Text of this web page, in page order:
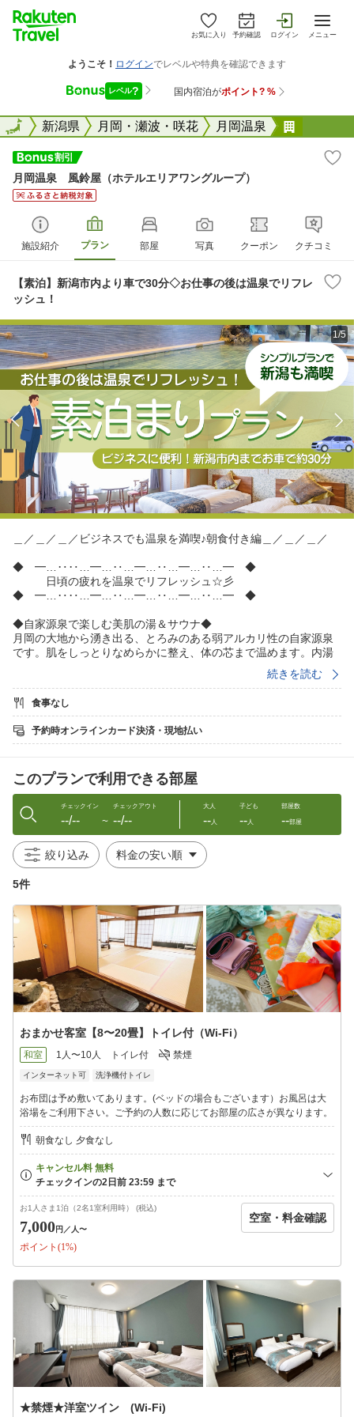
お気に入り 予約確認 ログイン メニュー
全国新潟県 月岡・瀬波・咲花 月岡温泉
全国
月岡温泉 風鈴屋（ホテルエリアワングループ）
施設紹介 プラン 部屋 写真 クーポン クチコミ
【素泊】新潟市内より車で30分◇お仕事の後は温泉でリフレ
ッシュ！
1/5
＿／＿／＿／ビジネスでも温泉を満喫♪朝食付き編＿／＿／＿／
◆ ━…‥‥…━…‥…━…‥…━…‥…━ ◆
日頃の疲れを温泉でリフレッシュ☆彡
◆ ━…‥‥…━…‥…━…‥…━…‥…━ ◆
◆自家源泉で楽しむ美肌の湯＆サウナ◆
月岡の大地から湧き出る、とろみのある弱アルカリ性の自家源泉
です。肌をしっとりなめらかに整え、体の芯まで温めます。内湯
と露天風呂を備えた大浴場で心ゆくまでお寛ぎください。
・利用時間 朝5時〜9時30分、15時〜24時
・泉質 硫酸塩泉、ナトリウム塩化物泉
◆温泉情緒を楽しむ館内サービス◆
・囲炉裏での焼きマシュマロ体験
・新潟のお菓子や地酒を揃えたミニコンビニ
・全室禁煙、個別空調、無料WiFi完備
・アイロン、加湿器などの貸出品あり
◆観光に便利な好アクセス◆
・駐車場無料
・JR新発田駅から車で約15分
・豊栄新潟東港インターチェンジから車で約15分
・新潟駅、新発田駅と月岡温泉を結ぶ直通バスあり
周辺には、新発田城、新潟ふるさと村、瓢湖、弥彦方面などの観
光スポットがあります。
◆お部屋◆
55㎡以上の広い和室に、セミダブルベッド・ソファが入っていま
す。ベッドは最大3台用意でき、お布団をプラスすれば大人数での
利用もOK♪
（客室内ユニットバス付）
◇シンプル和モダン
（客室内ユニットバス付）
◇洋室ツイン
畳より絨毯がお好みの方はこちら
（客室内ユニットバス付）
◇和室【20畳】
お風呂は大浴場をご利用ください
静寂に包まれた癒しの空間で、日常を忘れ、贅沢なひとときをお
過ごしください。
続きを読む
食事なし
予約時オンラインカード決済・現地払い
このプランで利用できる部屋
チェックイン
--/-- 〜
チェックアウト
--/--
大人
--人
子ども
--人
部屋数
--部屋
絞り込み
5件
おまかせ客室【8〜20畳】トイレ付（Wi-Fi）
和室 1人〜10人 トイレ付 禁煙
インターネット可 洗浄機付トイレ
お布団は予め敷いてあります。(ベッドの場合もございます）お風呂は大
浴場をご利用下さい。ご予約の人数に応じてお部屋の広さが異なります。
朝食なし 夕食なし
お1人さま1泊（2名1室利用時） (税込)
7,000円 ／人〜
ポイント(1%)
空室・料金確認
★禁煙★洋室ツイン (Wi-Fi)